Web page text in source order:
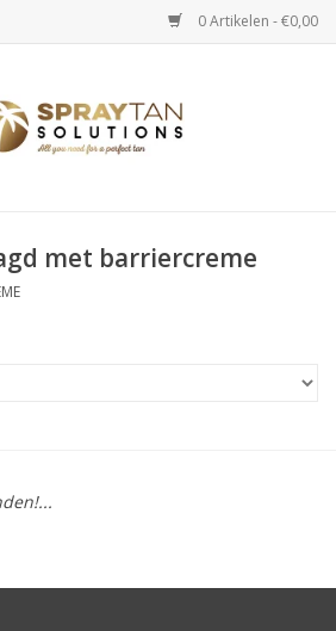
0 Artikelen - €0,00
met barriercreme